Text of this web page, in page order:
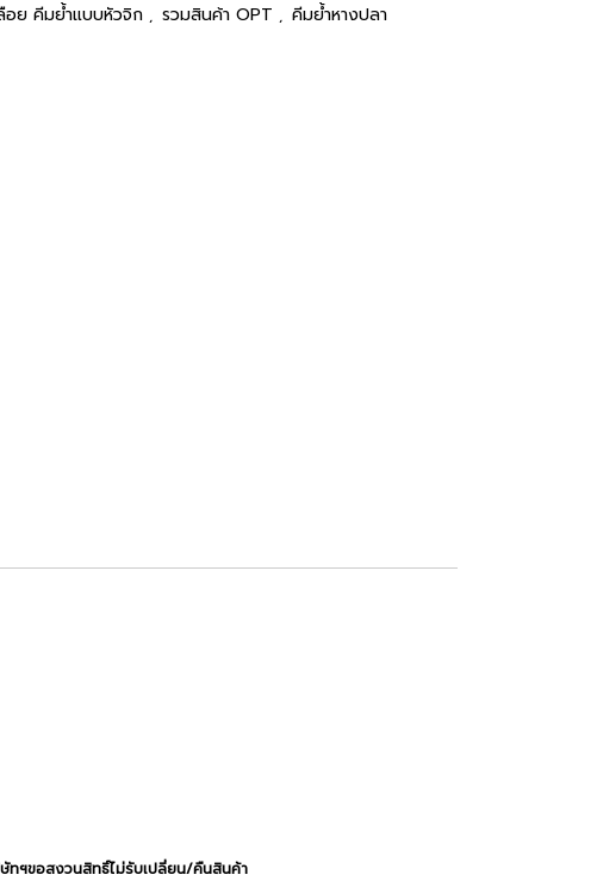
อย คีมย้ำแบบหัวจิก , รวมสินค้า OPT , คีมย้ำหางปลา
ทฯขอสงวนสิทธิ์ไม่รับเปลี่ยน/คืนสินค้า